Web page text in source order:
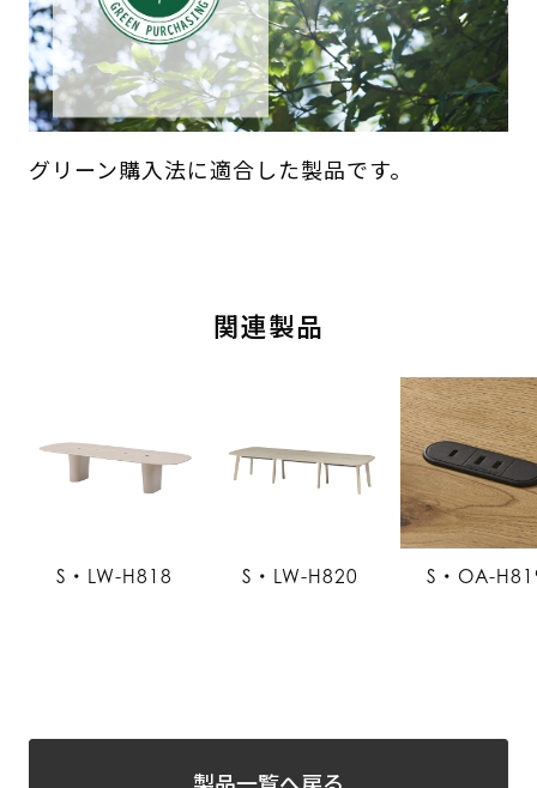
グリーン購入法に適合した製品です。
関連製品
S・LW-H818 S・LW-H820 S・OA-